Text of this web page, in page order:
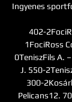
Ingyenes
402-
1FociRoss
0TeniszFils A.
J. 550-
300-
Pelicans12.